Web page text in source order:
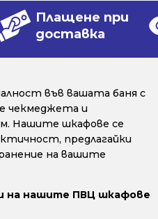
Плащене при
доставка
във вашата баня с
чекмеджета и
Нашите шкафове се
предлагайки
на вашите
на нашите ПВЦ шкафове